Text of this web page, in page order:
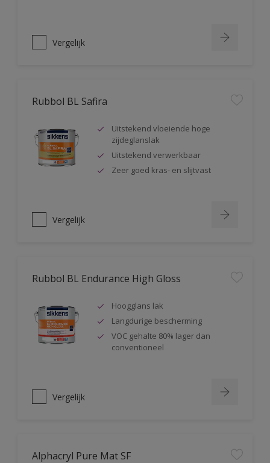
Vergelijk
Rubbol BL Safira
Uitstekend vloeiende hoge
zijdeglanslak
Uitstekend verwerkbaar
Zeer goed kras- en slijtvast
Vergelijk
Rubbol BL Endurance High Gloss
Hoogglans lak
Langdurige bescherming
VOC gehalte 80% lager dan
conventioneel
Vergelijk
Alphacryl Pure Mat SF